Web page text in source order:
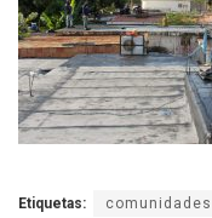
Etiquetas: comunidades